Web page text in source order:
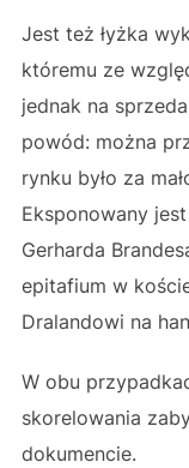
Jest też łyżka
któremu ze
jednak na
powód: można
rynku było za
Eksponowany
Gerharda
epitafium w
Dralandowi na
W obu
skorelowania
dokumencie.